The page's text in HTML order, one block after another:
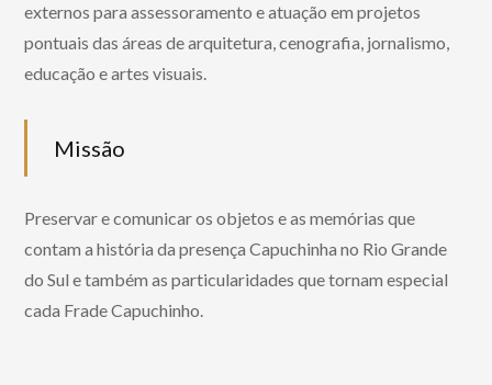
externos para assessoramento e atuação em projetos
pontuais das áreas de arquitetura, cenografia, jornalismo,
educação e artes visuais.
Missão
Preservar e comunicar os objetos e as memórias que
contam a história da presença Capuchinha no Rio Grande
do Sul e também as particularidades que tornam especial
cada Frade Capuchinho.